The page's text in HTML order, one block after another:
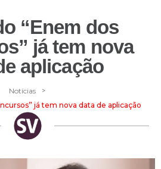
“Enem dos
já tem nova
aplicação
Notícias >
já tem nova data de aplicação